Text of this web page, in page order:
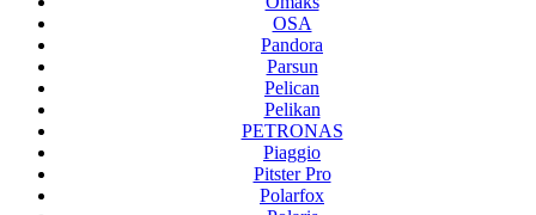
OSA
Pandora
Parsun
Pelican
Pelikan
PETRONAS
Piaggio
Pitster Pro
Polarfox